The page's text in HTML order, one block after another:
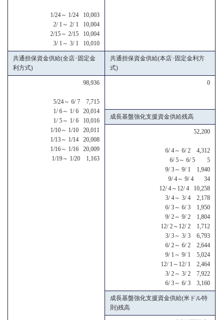
1/24～ 1/24 10,003
2/ 1～ 2/ 1 10,004
2/15～ 2/15 10,004
3/ 1～ 3/ 1 10,010
共通担保資金供給(全店･固定金
利方式)
共通担保資金供給(本店･固定金利方
式)
98,936
5/24～ 6/ 7 7,715
1/ 6～ 1/ 6 20,014
1/ 5～ 1/ 6 10,016
1/10～ 1/10 20,011
1/13～ 1/14 20,008
1/16～ 1/16 20,009
1/19～ 1/20 1,163
0
成長基盤強化支援資金供給残高
52,200
6/ 4～ 6/ 2 4,312
6/ 5～ 6/ 5 5
9/ 3～ 9/ 1 1,940
9/ 4～ 9/ 4 34
12/ 4～12/ 4 10,258
3/ 4～ 3/ 4 2,178
6/ 3～ 6/ 3 1,950
9/ 2～ 9/ 2 1,804
12/ 2～12/ 2 1,712
3/ 3～ 3/ 3 6,793
6/ 2～ 6/ 2 2,644
9/ 1～ 9/ 1 5,024
12/ 1～12/ 1 2,464
3/ 2～ 3/ 2 7,922
6/ 3～ 6/ 3 3,160
成長基盤強化支援資金供給(米ドル特
則)残高